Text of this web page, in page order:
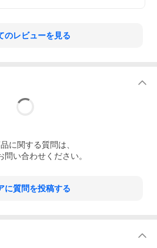
フェが格上げに。
ク。ミルクと組み合わせることで、
のレビューを見る
に関する質問は、
問い合わせください。
に質問を投稿する